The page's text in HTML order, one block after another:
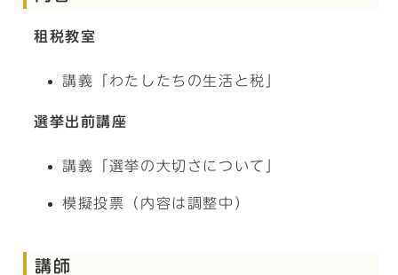
租税教室
講義「わたしたちの生活と税」
選挙出前講座
講義「選挙の大切さについて」
模擬投票（内容は調整中）
講師